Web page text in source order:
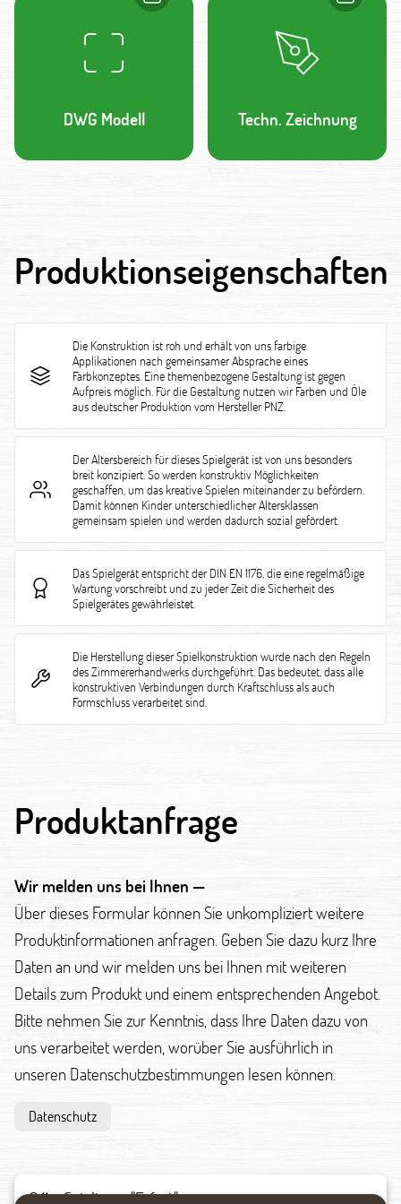
DWG Modell Techn. Zeichnung
Produktionseigenschaften
Die Konstruktion ist roh und erhält von uns farbige
Applikationen nach gemeinsamer Absprache eines
Farbkonzeptes. Eine themenbezogene Gestaltung ist gegen
Aufpreis möglich. Für die Gestaltung nutzen wir Farben und Öle
aus deutscher Produktion vom Hersteller PNZ.
Der Altersbereich für dieses Spielgerät ist von uns besonders
breit konzipiert. So werden konstruktiv Möglichkeiten
geschaffen, um das kreative Spielen miteinander zu befördern.
Damit können Kinder unterschiedlicher Altersklassen
gemeinsam spielen und werden dadurch sozial gefördert.
Das Spielgerät entspricht der DIN EN 1176, die eine regelmäßige
Wartung vorschreibt und zu jeder Zeit die Sicherheit des
Spielgerätes gewährleistet.
Die Herstellung dieser Spielkonstruktion wurde nach den Regeln
des Zimmererhandwerks durchgeführt. Das bedeutet, dass alle
konstruktiven Verbindungen durch Kraftschluss als auch
Formschluss verarbeitet sind.
Produktanfrage
Wir melden uns bei Ihnen —
Über dieses Formular können Sie unkompliziert weitere
Produktinformationen anfragen. Geben Sie dazu kurz Ihre
Daten an und wir melden uns bei Ihnen mit weiteren
Details zum Produkt und einem entsprechenden Angebot.
Bitte nehmen Sie zur Kenntnis, dass Ihre Daten dazu von
uns verarbeitet werden, worüber Sie ausführlich in
unseren Datenschutzbestimmungen lesen können.
Datenschutz